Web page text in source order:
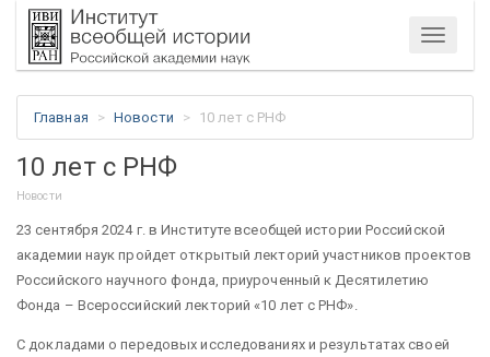
Меню
Главная Новости 10 лет с РНФ
10 лет с РНФ
Новости
23 сентября 2024 г. в Институте всеобщей истории Российской
академии наук пройдет открытый лекторий участников проектов
Российского научного фонда, приуроченный к Десятилетию
Фонда – Всероссийский лекторий «10 лет с РНФ».
С докладами о передовых исследованиях и результатах своей